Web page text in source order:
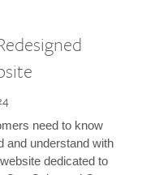
need to know
and understand with
dedicated to